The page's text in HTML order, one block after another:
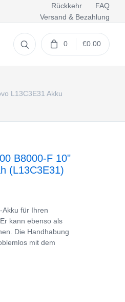
Rückkehr
FAQ
Versand & Bezahlung
0 €0.00
L13C3E31 Akku
B8000-F 10"
(L13C3E31)
Akku für Ihren
kann ebenso als
Die Handhabung
mit dem